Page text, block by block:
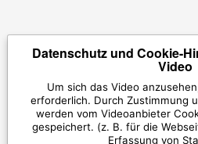
Datenschutz und Cookie-
Video
Um sich das Video
erforderlich. Durch Zustimmung
werden vom Videoanbieter
gespeichert. (z. B. für die
Erfassung von